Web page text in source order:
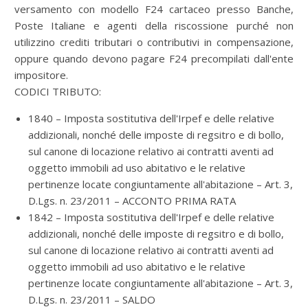
versamento con modello F24 cartaceo presso Banche,
Poste Italiane e agenti della riscossione purché non
utilizzino crediti tributari o contributivi in compensazione,
oppure quando devono pagare F24 precompilati dall'ente
impositore.
CODICI TRIBUTO:
1840 – Imposta sostitutiva dell'Irpef e delle relative
addizionali, nonché delle imposte di regsitro e di bollo,
sul canone di locazione relativo ai contratti aventi ad
oggetto immobili ad uso abitativo e le relative
pertinenze locate congiuntamente all'abitazione – Art. 3,
D.Lgs. n. 23/2011 – ACCONTO PRIMA RATA
1842 – Imposta sostitutiva dell'Irpef e delle relative
addizionali, nonché delle imposte di regsitro e di bollo,
sul canone di locazione relativo ai contratti aventi ad
oggetto immobili ad uso abitativo e le relative
pertinenze locate congiuntamente all'abitazione – Art. 3,
D.Lgs. n. 23/2011 – SALDO